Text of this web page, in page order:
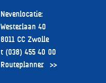
Nevenlocatie:
Westerlaan 40
8011 CC Zwolle
t (038) 455 40 00
Routeplanner